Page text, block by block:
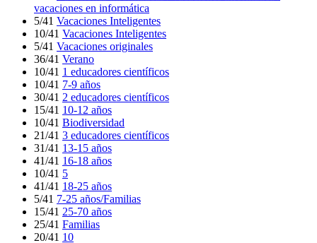
vacaciones en informática
5/41 Vacaciones Inteligentes
10/41 Vacaciones Inteligentes
5/41 Vacaciones originales
36/41 Verano
10/41 1 educadores científicos
10/41 7-9 años
30/41 2 educadores científicos
15/41 10-12 años
10/41 Biodiversidad
21/41 3 educadores científicos
31/41 13-15 años
41/41 16-18 años
10/41 5
41/41 18-25 años
5/41 7-25 años/Familias
15/41 25-70 años
25/41 Familias
20/41 10